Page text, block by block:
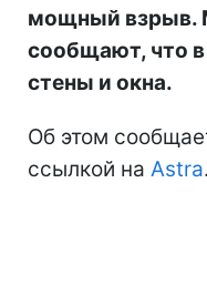
мощный взрыв.
сообщают, что
стены и окна.
Об этом
ссылкой на Astra.